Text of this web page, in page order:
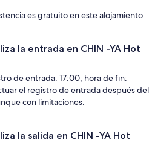
es gratuito en este alojamiento.
la entrada en CHIN -YA Hot
de entrada: 17:00; hora de fin:
el registro de entrada después del
con limitaciones.
la salida en CHIN -YA Hot